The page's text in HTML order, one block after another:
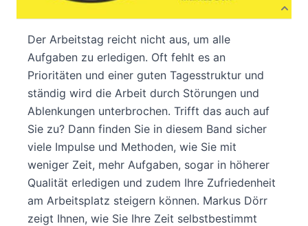
Produktbeschreibung
Der Arbeitstag reicht nicht aus, um alle
Aufgaben zu erledigen. Oft fehlt es an
Prioritäten und einer guten Tagesstruktur und
ständig wird die Arbeit durch Störungen und
Ablenkungen unterbrochen. Trifft das auch auf
Sie zu? Dann finden Sie in diesem Band sicher
viele Impulse und Methoden, wie Sie mit
weniger Zeit, mehr Aufgaben, sogar in höherer
Qualität erledigen und zudem Ihre Zufriedenheit
am Arbeitsplatz steigern können. Markus Dörr
zeigt Ihnen, wie Sie Ihre Zeit selbstbestimmt